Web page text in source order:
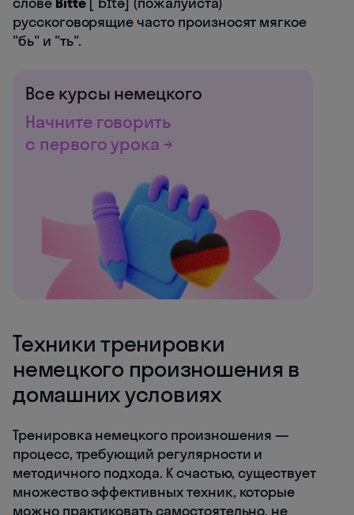
русскоговорящие часто произносят мягкое
"бь" и "ть".
Все курсы немецкого
Начните говорить
с первого урока →
Техники тренировки
немецкого произношения в
домашних условиях
Тренировка немецкого произношения —
процесс, требующий регулярности и
методичного подхода. К счастью, существует
множество эффективных техник, которые
можно практиковать самостоятельно, не